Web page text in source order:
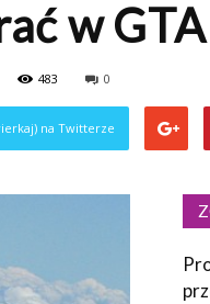
w
483 0
na Twitterze